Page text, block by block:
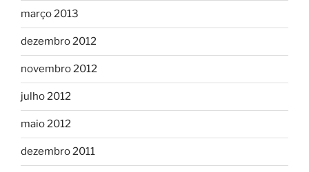
março 2013
dezembro 2012
novembro 2012
julho 2012
maio 2012
dezembro 2011